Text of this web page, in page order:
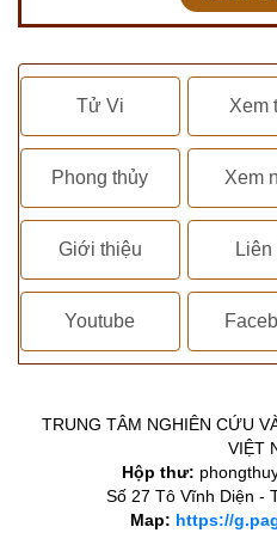
Tử Vi Xem
Phong thủy Xem
Giới thiệu Liên
Youtube
TRUNG TÂM NGHIÊN CỨU
VIỆT
Hộp thư:
Số 27 Tô Vĩnh Diện -
Map: https://